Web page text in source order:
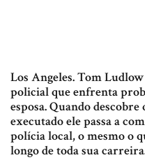
Los Angeles. Tom
policial que enfrenta
esposa. Quando
executado ele passa a
polícia local, o mesmo o
longo de toda sua